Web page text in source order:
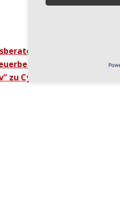
Köln e.V.
zu Cyber-Risiken